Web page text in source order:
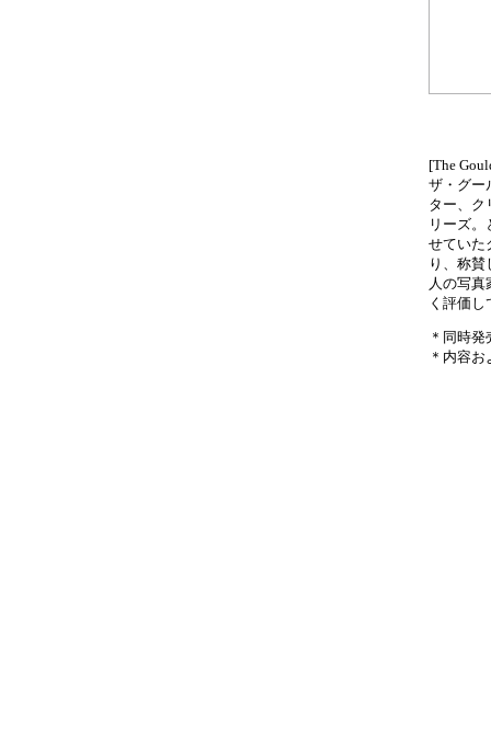
[The
ザ・グー
ター、ク
リーズ
せていた
り、称
人の写
く評価
＊同時
＊内容